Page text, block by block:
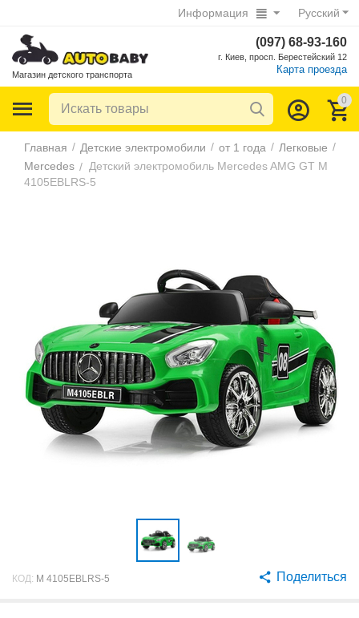
Русский
Информация
Магазин детского транспорта
(097) 68-93-160
г. Киев, просп. Берестейский 12
Карта проезда
0
Главная / Детские электромобили / от 1 года / Легковые /
Mercedes / Детский электромобиль Mercedes AMG GT M
4105EBLRS-5
КОД: M 4105EBLRS-5 Поделиться